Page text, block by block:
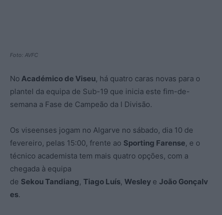
Foto: AVFC
No Académico de Viseu, há quatro caras novas para o
plantel da equipa de Sub-19 que inicia este fim-de-
semana a Fase de Campeão da I Divisão.
Os viseenses jogam no Algarve no sábado, dia 10 de
fevereiro, pelas 15:00, frente ao Sporting Farense, e o
técnico academista tem mais quatro opções, com a
chegada à equipa
de Sekou Tandiang, Tiago Luís, Wesley e João Gonçalv
es.